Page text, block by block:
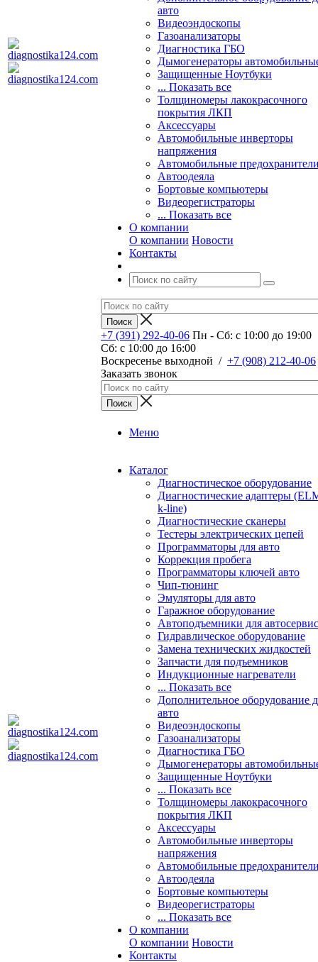
авто
Видеоэндоскопы
Газоанализаторы
Диагностика ГБО
Дымогенераторы
Защищенные Ноутбуки
... Показать все
Толщиномеры лакокрасочного
покрытия ЛКП
Аксессуары
Автомобильные инверторы
напряжения
Автомобильные
Автоодеяла
Бортовые компьютеры
Видеорегистраторы
... Показать все
О компании
О компании Новости
Контакты
+7 (391) 292-40-06 Пн - Сб: c 10:00 до 19:00
Сб: c 10:00 до 16:00
​Воскресенье выходной / +7 (908) 212-40-06
Заказать звонок
Меню
Каталог
Диагностическое оборудование
Диагностические адаптеры
k-line)
Диагностические сканеры
Тестеры электрических цепей
Программаторы для авто
Коррекция пробега
Программаторы ключей авто
Чип-тюнинг
Эмуляторы для авто
Гаражное оборудование
Автоподъемники для
Гидравлическое оборудование
Замена технических жидкостей
Запчасти для подъемников
Индукционные нагреватели
... Показать все
Дополнительное оборудование
авто
Видеоэндоскопы
Газоанализаторы
Диагностика ГБО
Дымогенераторы
Защищенные Ноутбуки
... Показать все
Толщиномеры лакокрасочного
покрытия ЛКП
Аксессуары
Автомобильные инверторы
напряжения
Автомобильные
Автоодеяла
Бортовые компьютеры
Видеорегистраторы
... Показать все
О компании
О компании Новости
Контакты